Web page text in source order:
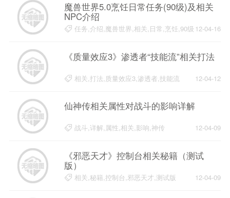
魔兽世界5.0烹饪日常任务(90级)及相关
NPC介绍
任务,介绍,魔兽世界,相关,日常,烹饪,90级 12-04-16
《质量效应3》渗透者“技能流”相关打法
相关,打法,质量效应3,渗透者,技能流 12-04-12
仙神传相关属性对战斗的影响详解
战斗,详解,属性,相关,影响,神传 12-04-09
《邪恶天才》控制台相关秘籍（测试
版）
相关,秘籍,控制台,邪恶天才,测试版 12-04-09